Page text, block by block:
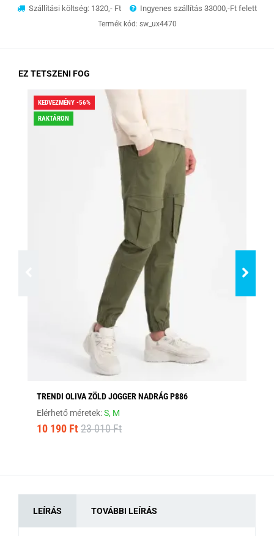
Szállítási költség: 1320,- Ft Ingyenes szállítás 33000,-Ft felett
Termék kód: sw_ux4470
EZ TETSZENI FOG
KEDVEZMÉNY -56%
RAKTÁRON
TRENDI OLIVA ZÖLD JOGGER NADRÁG P886
Elérhető méretek:S, M
10 190 Ft 23 010 Ft
LEÍRÁS TOVÁBBI LEÍRÁS